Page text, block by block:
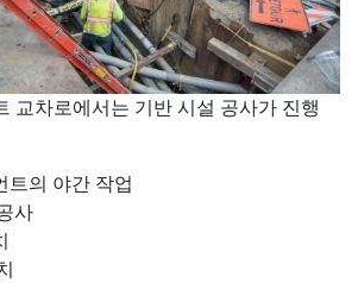
교차로에서는 기반 시설 공사가 진행
트의 야간 작업
사